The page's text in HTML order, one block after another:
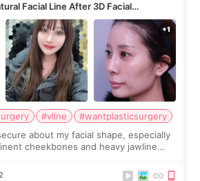
Facial Line After 3D Facial
✨
#vline
#wantplasticsurgery
about my facial shape, especially
cheekbones and heavy jawline
Since f